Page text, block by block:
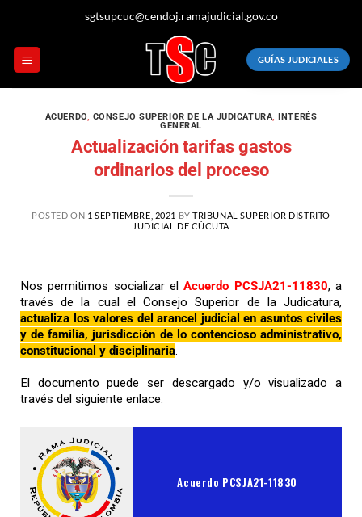
sgtsupcuc@cendoj.ramajudicial.gov.co
GUÍAS JUDICIALES
ACUERDO, CONSEJO SUPERIOR DE LA JUDICATURA,INTERÉS
GENERAL
Actualización tarifas gastos
ordinarios del proceso
POSTED ON 1 SEPTIEMBRE, 2021 BYTRIBUNAL SUPERIOR DISTRITO
JUDICIAL DE CÚCUTA
Nos permitimos socializar elAcuerdo PCSJA21-11830, a
través de la cual el Consejo Superior de la Judicatura,
actualiza los valores del arancel judicial en asuntos civiles
y de familia, jurisdicción de lo contencioso administrativo,
constitucional y disciplinaria
El documento puede ser descargado y/o visualizado a
través del siguiente enlace:
Acuerdo PCSJA21-11830